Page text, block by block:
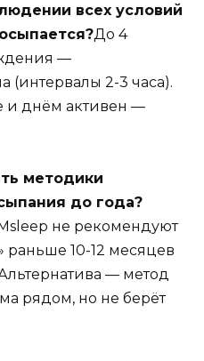
всех условий
До 4
—
(интервалы 2-3 часа).
и днём активен —
методики
до года?
не рекомендуют
раньше 10-12 месяцев
— метод
рядом, но не берёт